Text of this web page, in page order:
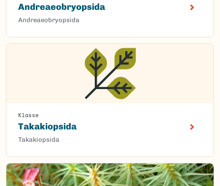
Andreaeobryopsida
Andreaeobryopsida
Klasse
Takakiopsida
Takakiopsida